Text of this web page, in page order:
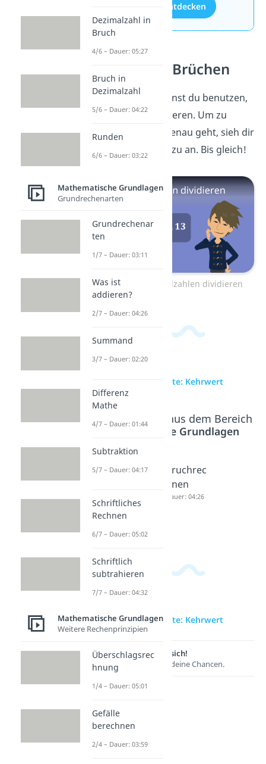
Aufgaben entdecken
Division von Brüchen
Den Kehrbruch kannst du benutzen,
um Brüche zu dividieren. Um zu
erfahren, wie das genau geht, sieh dir
unseren
dazu an. Bis gleich!
Zum Video: Dezimalzahlen dividieren
zur Videoseite: Kehrwert
Beliebte Inhalte aus dem Bereich
Mathematische Grundlagen
Verhältni
berechn
en
Bruch in
Bruchrec
hnen
Dauer: 04:26
zur Videoseite: Kehrwert
Lernen lohnt sich!
Entdecke hier deine Chancen.
Dezimalzahl in
Bruch
4/6 – Dauer: 05:27
Bruch in
Dezimalzahl
5/6 – Dauer: 04:22
Runden
6/6 – Dauer: 03:22
Mathematische Grundlagen
Grundrechenarten
Grundrechenar
ten
1/7 – Dauer: 03:11
Was ist
addieren?
2/7 – Dauer: 04:26
Summand
3/7 – Dauer: 02:20
Differenz
Mathe
4/7 – Dauer: 01:44
Subtraktion
5/7 – Dauer: 04:17
Schriftliches
Rechnen
6/7 – Dauer: 05:02
Schriftlich
subtrahieren
7/7 – Dauer: 04:32
Mathematische Grundlagen
Weitere Rechenprinzipien
Überschlagsrec
hnung
1/4 – Dauer: 05:01
Gefälle
berechnen
2/4 – Dauer: 03:59